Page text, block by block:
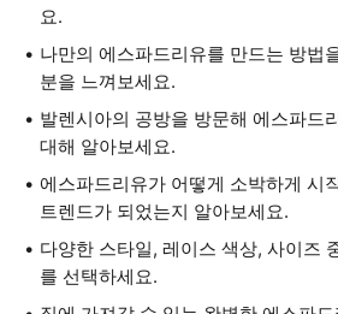
요.
나만의 에스파드리유를 만드는 방법
분을 느껴보세요.
발렌시아의 공방을 방문해 에스파드
대해 알아보세요.
에스파드리유가 어떻게 소박하게 시
트렌드가 되었는지 알아보세요.
다양한 스타일, 레이스 색상, 사이즈
를 선택하세요.